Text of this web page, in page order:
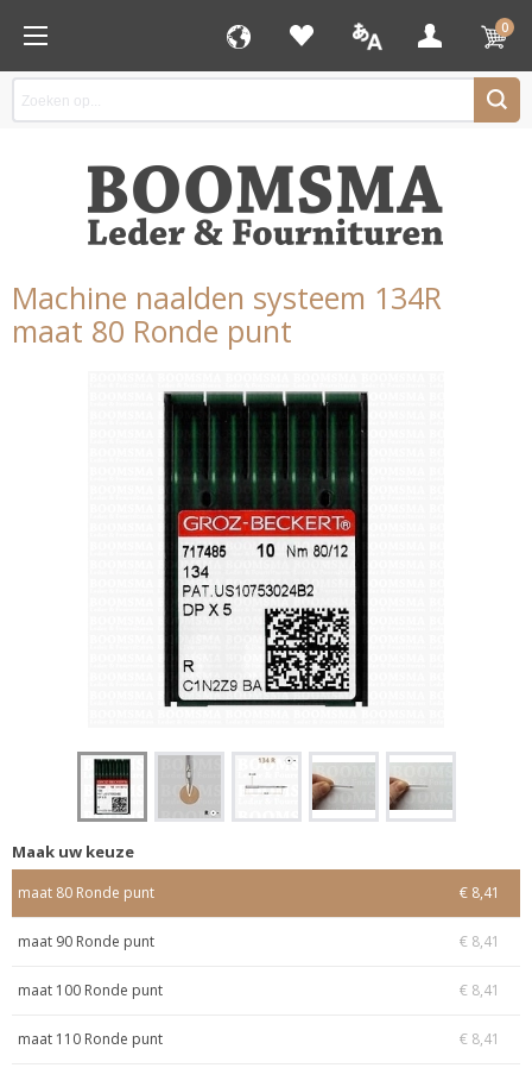
0
Machine naalden systeem 134R
maat 80 Ronde punt
Maak uw keuze
maat 80 Ronde punt € 8,41
maat 90 Ronde punt € 8,41
maat 100 Ronde punt € 8,41
maat 110 Ronde punt € 8,41